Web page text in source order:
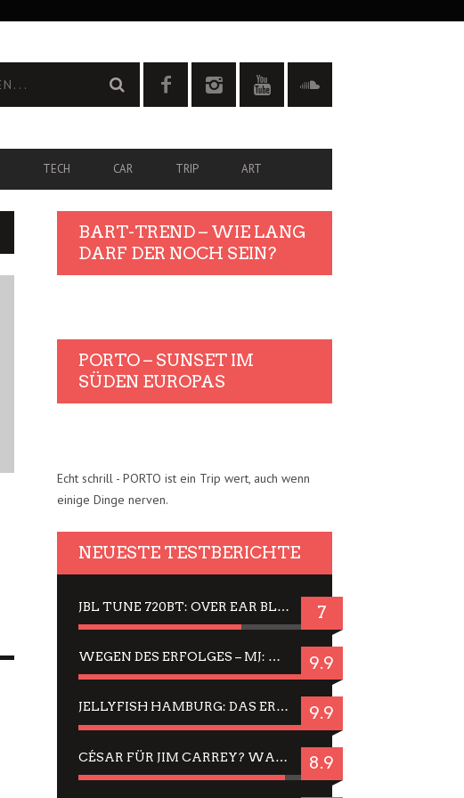
TECH CAR TRIP ART
BART-TREND – WIE LANG
DARF DER NOCH SEIN?
PORTO – SUNSET IM
SÜDEN EUROPAS
Echt schrill - PORTO ist ein Trip wert, auch wenn
einige Dinge nerven.
NEUESTE TESTBERICHTE
JBL TUNE 720BT: OVER EAR BLUETOOTH KOPFHÖRER UM DIE 50,-€ IM DAUER-TEST 7
WEGEN DES ERFOLGES – MJ: MICHAEL JACKSON MUSICAL IN EINER MATINEE SEHEN 9.9
JELLYFISH HAMBURG: DAS ERFOLGREICHE SOMMER-MENÜ 2025 IN GEFÜHLEN UND BILDERN 9.9
CÉSAR FÜR JIM CARREY? WARUM DAS EINER DER NERVIGSTEN ACTORS IST UND BLEIBT 8.9